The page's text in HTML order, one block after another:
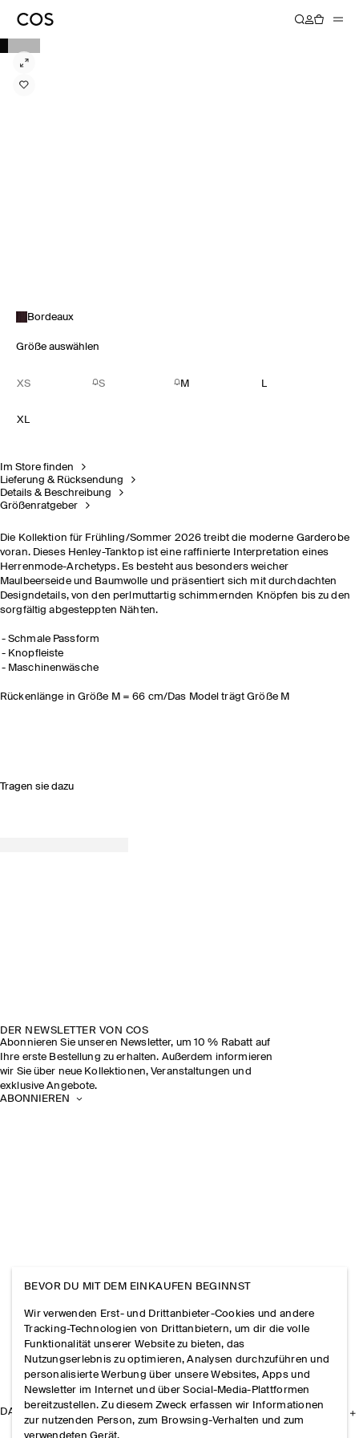
Bordeaux
Größe auswählen
XS S M L
XL
Im Store finden
Lieferung & Rücksendung
Details & Beschreibung
Größenratgeber
Die Kollektion für Frühling/Sommer 2026 treibt die moderne Garderobe
voran. Dieses Henley-Tanktop ist eine raffinierte Interpretation eines
Herrenmode-Archetyps. Es besteht aus besonders weicher
Maulbeerseide und Baumwolle und präsentiert sich mit durchdachten
Designdetails, von den perlmuttartig schimmernden Knöpfen bis zu den
sorgfältig abgesteppten Nähten.
Schmale Passform
Knopfleiste
Maschinenwäsche
Rückenlänge in Größe M = 66 cm/Das Model trägt Größe M
Tragen sie dazu
DER NEWSLETTER VON COS
Abonnieren Sie unseren Newsletter, um 10 % Rabatt auf
Ihre erste Bestellung zu erhalten. Außerdem informieren
wir Sie über neue Kollektionen, Veranstaltungen und
exklusive Angebote.
ABONNIEREN
DAS UNTERNEHMEN
BEVOR DU MIT DEM EINKAUFEN BEGINNST
Wir verwenden Erst- und Drittanbieter-Cookies und andere
Tracking-Technologien von Drittanbietern, um dir die volle
Funktionalität unserer Website zu bieten, das
Nutzungserlebnis zu optimieren, Analysen durchzuführen und
personalisierte Werbung über unsere Websites, Apps und
Newsletter im Internet und über Social-Media-Plattformen
bereitzustellen. Zu diesem Zweck erfassen wir Informationen
zur nutzenden Person, zum Browsing-Verhalten und zum
verwendeten Gerät.